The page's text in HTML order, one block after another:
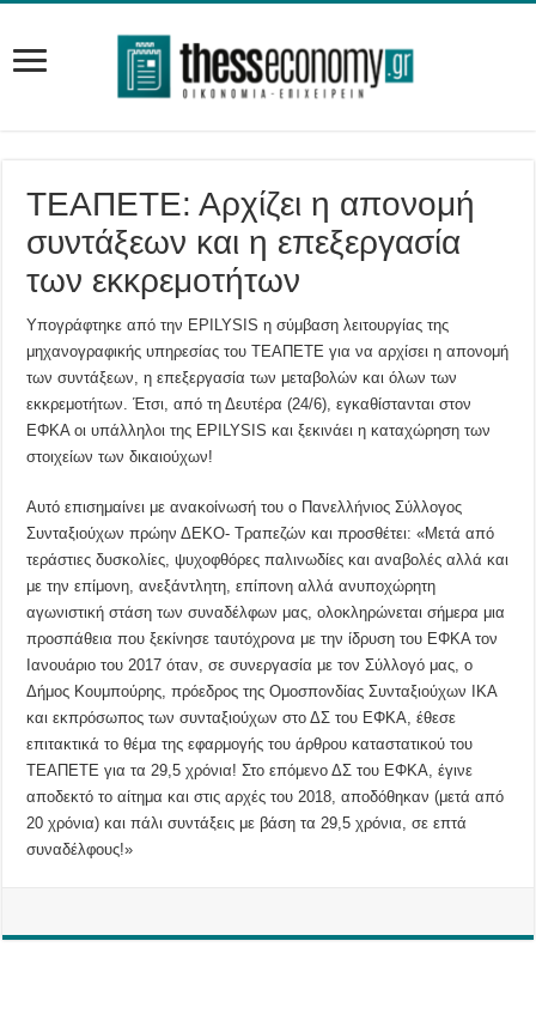
ΤΕΑΠΕΤΕ: Αρχίζει η απονομή
συντάξεων και η επεξεργασία
των εκκρεμοτήτων
Υπογράφτηκε από την EPILYSIS η σύμβαση λειτουργίας της
μηχανογραφικής υπηρεσίας του ΤΕΑΠΕΤΕ για να αρχίσει η απονομή
των συντάξεων, η επεξεργασία των μεταβολών και όλων των
εκκρεμοτήτων. Έτσι, από τη Δευτέρα (24/6), εγκαθίστανται στον
ΕΦΚΑ οι υπάλληλοι της EPILYSIS και ξεκινάει η καταχώρηση των
στοιχείων των δικαιούχων!
Αυτό επισημαίνει με ανακοίνωσή του ο Πανελλήνιος Σύλλογος
Συνταξιούχων πρώην ΔΕΚΟ- Τραπεζών και προσθέτει: «Μετά από
τεράστιες δυσκολίες, ψυχοφθόρες παλινωδίες και αναβολές αλλά και
με την επίμονη, ανεξάντλητη, επίπονη αλλά ανυποχώρητη
αγωνιστική στάση των συναδέλφων μας, ολοκληρώνεται σήμερα μια
προσπάθεια που ξεκίνησε ταυτόχρονα με την ίδρυση του ΕΦΚΑ τον
Ιανουάριο του 2017 όταν, σε συνεργασία με τον Σύλλογό μας, ο
Δήμος Κουμπούρης, πρόεδρος της Ομοσπονδίας Συνταξιούχων ΙΚΑ
και εκπρόσωπος των συνταξιούχων στο ΔΣ του ΕΦΚΑ, έθεσε
επιτακτικά το θέμα της εφαρμογής του άρθρου καταστατικού του
ΤΕΑΠΕΤΕ για τα 29,5 χρόνια! Στο επόμενο ΔΣ του ΕΦΚΑ, έγινε
αποδεκτό το αίτημα και στις αρχές του 2018, αποδόθηκαν (μετά από
20 χρόνια) και πάλι συντάξεις με βάση τα 29,5 χρόνια, σε επτά
συναδέλφους!»